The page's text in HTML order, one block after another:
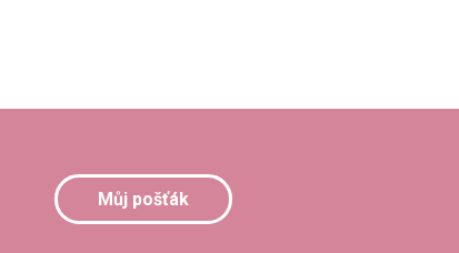
Můj pošťák